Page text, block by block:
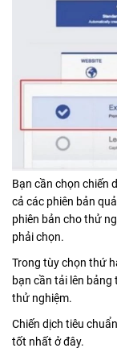
Bạn cần chọn chiến
cả các phiên bản
phiên bản cho thử
phải chọn.
Trong tùy chọn thứ
bạn cần tải lên
thử nghiệm.
Chiến dịch tiêu
tốt nhất ở đây.